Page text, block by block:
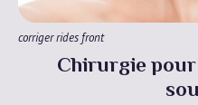
corriger rides front
Chirurgie